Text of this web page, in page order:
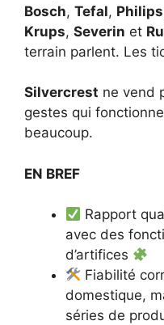
Bosch, Tefal, Philips
Krups, Severin et
terrain parlent. Les
Silvercrest ne vend
gestes qui
beaucoup.
EN BREF
Rapport
avec des
d’artifices
Fiabilité
domestique,
séries de